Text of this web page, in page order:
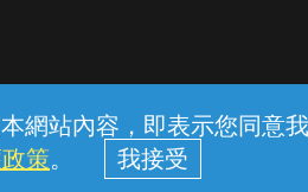
網站內容，即表示您同意
策。
權保護
96979949) © 2026